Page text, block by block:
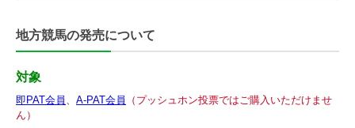
地方競馬の発売について
対象
即PAT会員 A-PAT会員
（プッシュホン投票ではご購入いただけませ
ん）